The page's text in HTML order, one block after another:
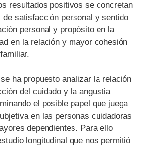
resultados positivos se concretan
de satisfacción personal y sentido
personal y propósito en la
en la relación y mayor cohesión
ha propuesto analizar la relación
del cuidado y la angustia
el posible papel que juega
en las personas cuidadoras
dependientes. Para ello
longitudinal que nos permitió